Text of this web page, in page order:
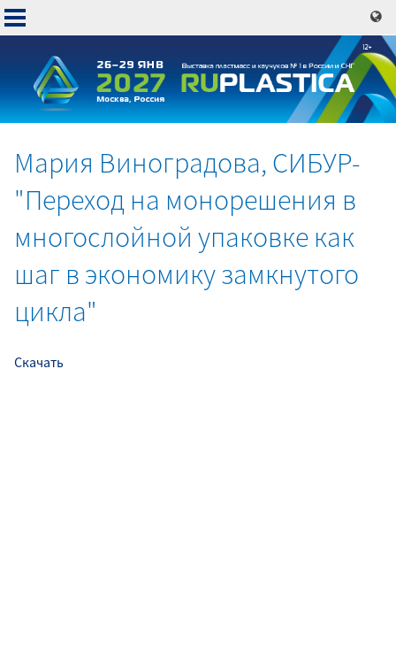
Перейти
к
основному
содержанию
Основная
навигация
Мария Виноградова, СИБУР-
"Переход на монорешения в
многослойной упаковке как
шаг в экономику замкнутого
цикла"
Скачать